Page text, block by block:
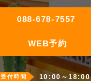
088-678-7557
WEB予約
受付時間 10:00～18:00